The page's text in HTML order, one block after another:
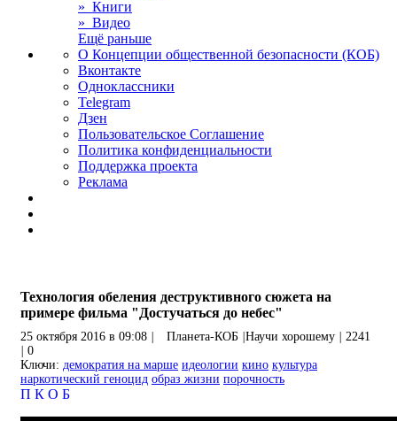
» Книги
» Видео
Ещё раньше
О Концепции общественной безопасности (КОБ)
Вконтакте
Одноклассники
Telegram
Дзен
Пользовательское Соглашение
Политика конфиденциальности
Поддержка проекта
Реклама
Технология обеления деструктивного сюжета на
примере фильма "Достучаться до небес"
25 октября 2016 в 09:08 Планета-КОБ Научи хорошему
2241
0
Ключи: демократия на марше идеологии кино культура
наркотический геноцид образ жизни порочность
П К О Б